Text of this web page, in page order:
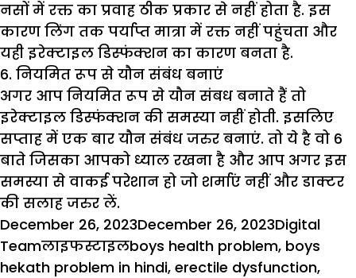
नसों में रक्त का प्रवाह ठीक प्रकार से नहीं होता है. इस
कारण लिंग तक पर्याप्त मात्रा में रक्त नहीं पहुंचता और
यही इरेक्टाइल डिस्फंक्शन का कारण बनता है.
6. नियमित रूप से यौन संबंध बनाएं
अगर आप नियमित रूप से यौन संबध बनाते हैं तो
इरेक्टाइल डिस्फंक्शन की समस्या नहीं होती. इसलिए
सप्ताह में एक बार यौन संबंध जरुर बनाएं. तो ये है वो 6
बाते जिसका आपको ध्याल रखना है और आप अगर इस
समस्या से वाकई परेशान हो जो शर्माएं नहीं और डाक्टर
की सलाह जरुर लें.
Posted
on
December 26, 2023December 26, 2023Author
Digital
TeamCategories
लाइफस्टाइलTags
boys health problem, boys
hekath problem in hindi, erectile dysfunction,